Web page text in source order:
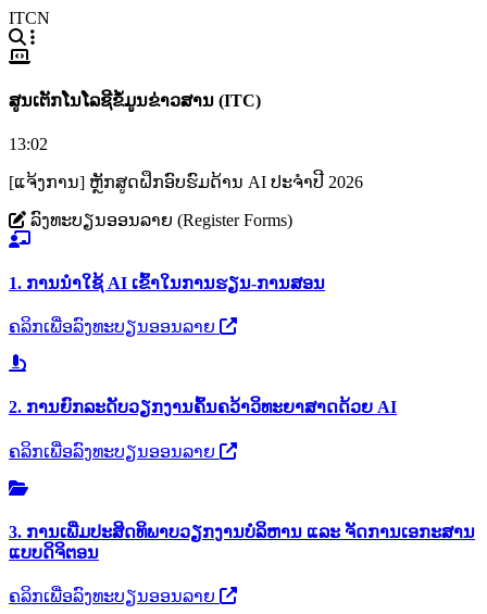
ITCN
ສູນເຕັກໂນໂລຊີຂໍ້ມູນຂ່າວສານ (ITC)
13:02
[ແຈ້ງການ] ຫຼັກສູດຝຶກອົບຮົມດ້ານ AI ປະຈຳປີ 2026
ລົງທະບຽນອອນລາຍ (Register Forms)
1. ການນຳໃຊ້ AI ເຂົ້າໃນການຮຽນ-ການສອນ
ຄລິກເພື່ອລົງທະບຽນອອນລາຍ
2. ການຍົກລະດັບວຽກງານຄົ້ນຄວ້າວິທະຍາສາດດ້ວຍ AI
ຄລິກເພື່ອລົງທະບຽນອອນລາຍ
3. ການເພີ່ມປະສິດທິພາບວຽກງານບໍລິຫານ ແລະ ຈັດການເອກະສານ
ແບບດິຈິຕອນ
ຄລິກເພື່ອລົງທະບຽນອອນລາຍ